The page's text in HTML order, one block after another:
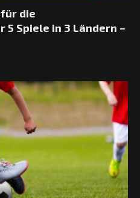
die
Spiele in 3 Ländern –